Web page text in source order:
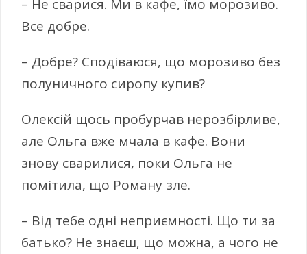
– Не сварися. Ми в кафе, їмо морозиво.
Все добре.
– Добре? Сподіваюся, що морозиво без
полуничного сиропу купив?
Олексій щось пробурчав нерозбірливе,
але Ольга вже мчала в кафе. Вони
знову сварилися, поки Ольга не
помітила, що Роману зле.
– Від тебе одні неприємності. Що ти за
батько? Не знаєш, що можна, а чого не